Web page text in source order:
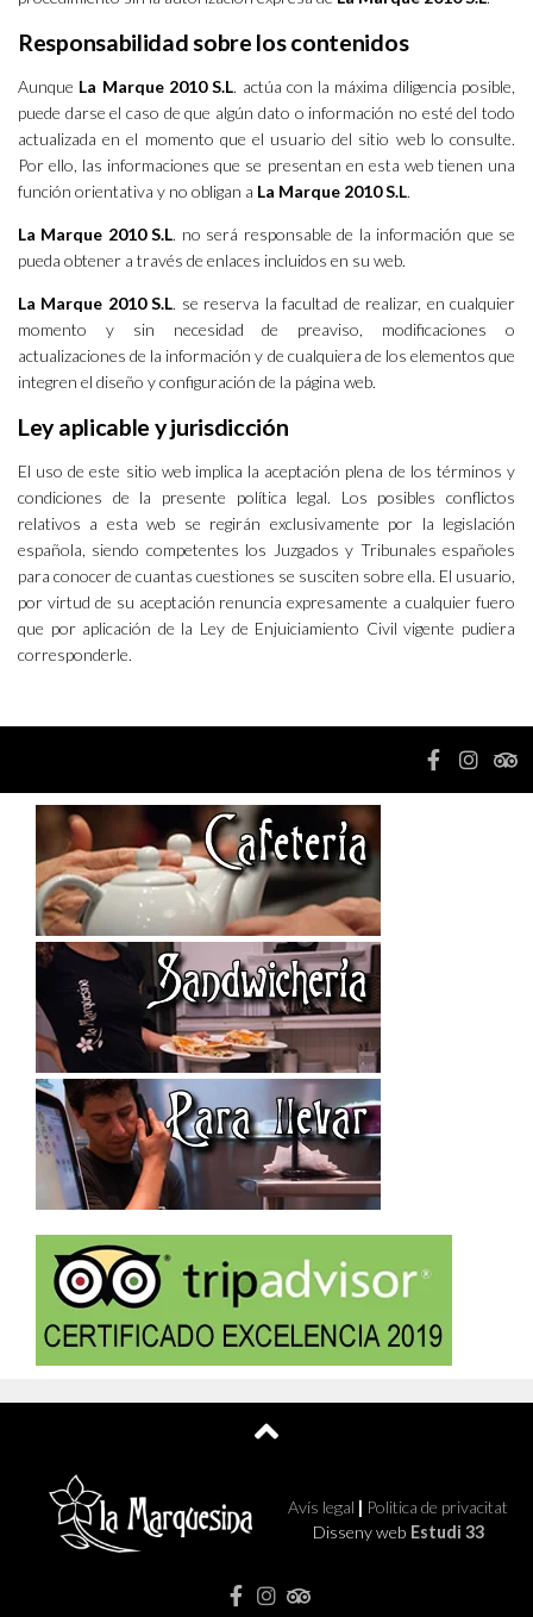
Responsabilidad sobre los contenidos
Aunque La Marque 2010 S.L. actúa con la máxima diligencia posible,
puede darse el caso de que algún dato o información no esté del todo
actualizada en el momento que el usuario del sitio web lo consulte.
Por ello, las informaciones que se presentan en esta web tienen una
función orientativa y no obligan a La Marque 2010 S.L.
La Marque 2010 S.L. no será responsable de la información que se
pueda obtener a través de enlaces incluidos en su web.
La Marque 2010 S.L. se reserva la facultad de realizar, en cualquier
momento y sin necesidad de preaviso, modificaciones o
actualizaciones de la información y de cualquiera de los elementos que
integren el diseño y configuración de la página web.
Ley aplicable y jurisdicción
El uso de este sitio web implica la aceptación plena de los términos y
condiciones de la presente política legal. Los posibles conflictos
relativos a esta web se regirán exclusivamente por la legislación
española, siendo competentes los Juzgados y Tribunales españoles
para conocer de cuantas cuestiones se susciten sobre ella. El usuario,
por virtud de su aceptación renuncia expresamente a cualquier fuero
que por aplicación de la Ley de Enjuiciamiento Civil vigente pudiera
corresponderle.
Avís legal | Politica de privacitat
Disseny web Estudi 33